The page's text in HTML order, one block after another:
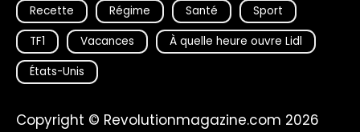
Recette
Régime Santé
Sport
TF1
Vacances
À quelle heure ouvre Lidl
États-Unis
Copyright © Revolutionmagazine.com 2026